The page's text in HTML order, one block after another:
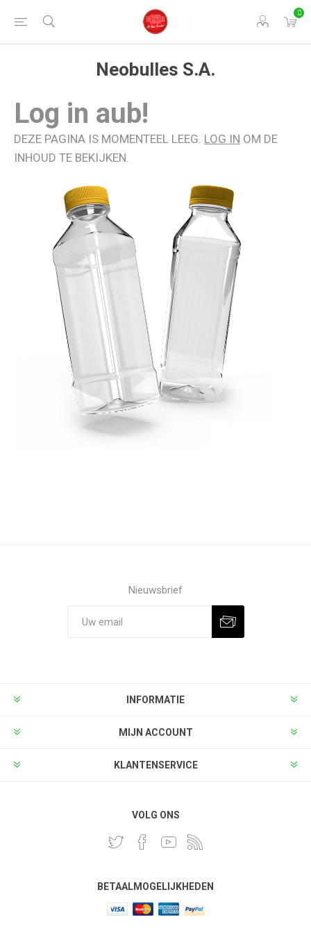
0
Neobulles S.A.
Log in aub!
DEZE PAGINA IS MOMENTEEL LEEG. LOG IN OM DE
INHOUD TE BEKIJKEN.
Nieuwsbrief
INFORMATIE
MIJN ACCOUNT
KLANTENSERVICE
VOLG ONS
BETAALMOGELIJKHEDEN